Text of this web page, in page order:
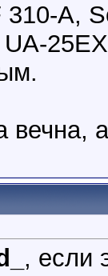
310-A,
вечна,
, если